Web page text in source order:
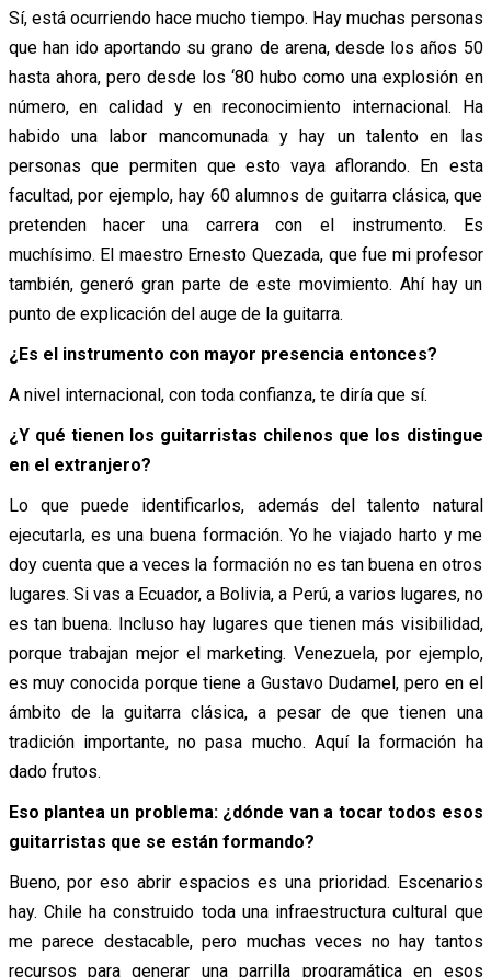
Sí, está ocurriendo hace mucho tiempo. Hay muchas personas
que han ido aportando su grano de arena, desde los años 50
hasta ahora, pero desde los ‘80 hubo como una explosión en
número, en calidad y en reconocimiento internacional. Ha
habido una labor mancomunada y hay un talento en las
personas que permiten que esto vaya aflorando. En esta
facultad, por ejemplo, hay 60 alumnos de guitarra clásica, que
pretenden hacer una carrera con el instrumento. Es
muchísimo. El maestro Ernesto Quezada, que fue mi profesor
también, generó gran parte de este movimiento. Ahí hay un
punto de explicación del auge de la guitarra.
¿Es el instrumento con mayor presencia entonces?
A nivel internacional, con toda confianza, te diría que sí.
¿Y qué tienen los guitarristas chilenos que los distingue
en el extranjero?
Lo que puede identificarlos, además del talento natural
ejecutarla, es una buena formación. Yo he viajado harto y me
doy cuenta que a veces la formación no es tan buena en otros
lugares. Si vas a Ecuador, a Bolivia, a Perú, a varios lugares, no
es tan buena. Incluso hay lugares que tienen más visibilidad,
porque trabajan mejor el marketing. Venezuela, por ejemplo,
es muy conocida porque tiene a Gustavo Dudamel, pero en el
ámbito de la guitarra clásica, a pesar de que tienen una
tradición importante, no pasa mucho. Aquí la formación ha
dado frutos.
Eso plantea un problema: ¿dónde van a tocar todos esos
guitarristas que se están formando?
Bueno, por eso abrir espacios es una prioridad. Escenarios
hay. Chile ha construido toda una infraestructura cultural que
me parece destacable, pero muchas veces no hay tantos
recursos para generar una parrilla programática en esos